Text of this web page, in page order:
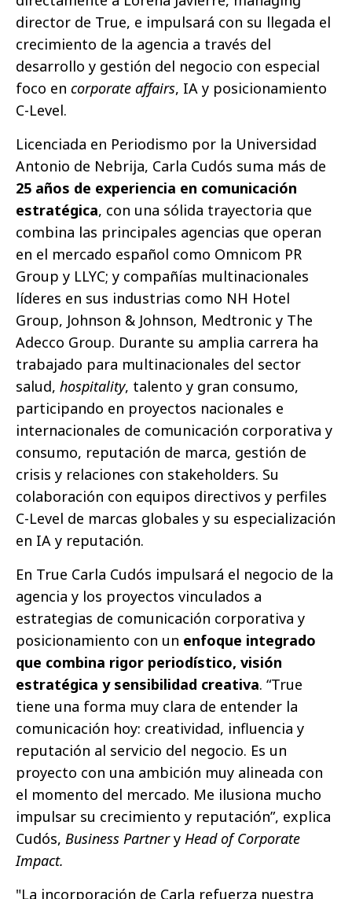
director de True, e impulsará con su llegada el
crecimiento de la agencia a través del
desarrollo y gestión del negocio con especial
foco en corporate affairs, IA y posicionamiento
C-Level.
Licenciada en Periodismo por la Universidad
Antonio de Nebrija, Carla Cudós suma más de
25 años de experiencia en comunicación
estratégica, con una sólida trayectoria que
combina las principales agencias que operan
en el mercado español como Omnicom PR
Group y LLYC; y compañías multinacionales
líderes en sus industrias como NH Hotel
Group, Johnson & Johnson, Medtronic y The
Adecco Group. Durante su amplia carrera ha
trabajado para multinacionales del sector
salud, hospitality, talento y gran consumo,
participando en proyectos nacionales e
internacionales de comunicación corporativa y
consumo, reputación de marca, gestión de
crisis y relaciones con stakeholders. Su
colaboración con equipos directivos y perfiles
C-Level de marcas globales y su especialización
en IA y reputación.
En True Carla Cudós impulsará el negocio de la
agencia y los proyectos vinculados a
estrategias de comunicación corporativa y
posicionamiento con un enfoque integrado
que combina rigor periodístico, visión
estratégica y sensibilidad creativa. “True
tiene una forma muy clara de entender la
comunicación hoy: creatividad, influencia y
reputación al servicio del negocio. Es un
proyecto con una ambición muy alineada con
el momento del mercado. Me ilusiona mucho
impulsar su crecimiento y reputación”, explica
Cudós, Business Partnery Head of Corporate
Impact.
"La incorporación de Carla refuerza nuestra